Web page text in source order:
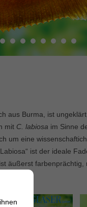
aus Burma, ist
mit C. labiosa im Sinne
um eine
ist der ideale
äußerst farbenprächtig,